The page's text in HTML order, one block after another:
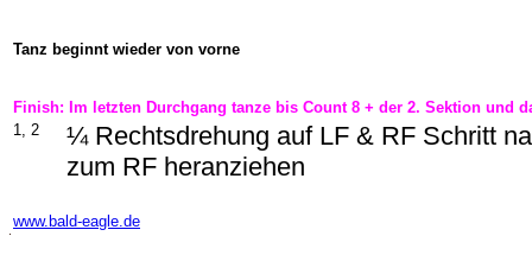
Tanz beginnt wieder von vorne
Finish: Im letzten Durchgang tanze bis Count 8 + der 2. Sektion und
1, 2
¼ Rechtsdrehung auf LF & RF Schritt
zum RF heranziehen
www.bald-eagle.de